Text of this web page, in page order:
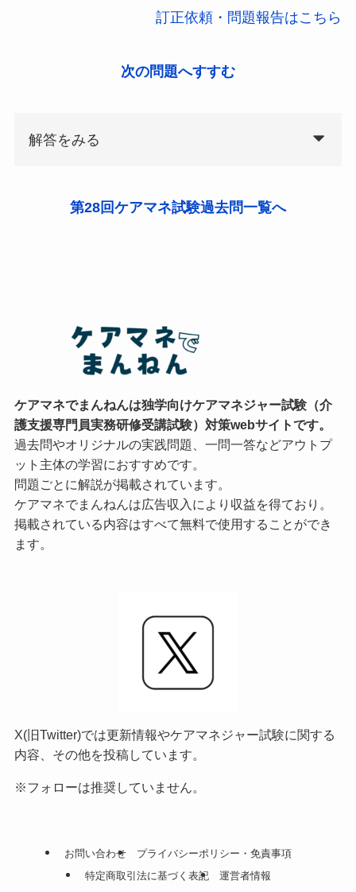
訂正依頼・問題報告はこちら
次の問題へすすむ
解答をみる
第28回ケアマネ試験過去問一覧へ
ケアマネでまんねんは独学向けケアマネジャー試験（介
護支援専門員実務研修受講試験）対策webサイトです。
過去問やオリジナルの実践問題、一問一答などアウトプ
ット主体の学習におすすめです。
問題ごとに解説が掲載されています。
ケアマネでまんねんは広告収入により収益を得ており。
掲載されている内容はすべて無料で使用することができ
ます。
X(旧Twitter)では更新情報やケアマネジャー試験に関する
内容、その他を投稿しています。
※フォローは推奨していません。
お問い合わせ
プライバシーポリシー・免責事項
特定商取引法に基づく表記
運営者情報